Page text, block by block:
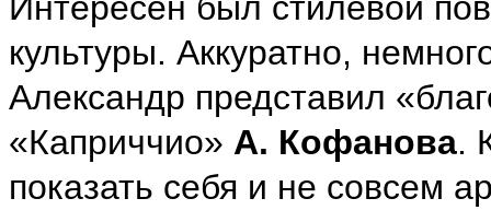
культуры. Аккуратно,
Александр представил
«Каприччио» А. Кофанова.
показать себя и не совсем